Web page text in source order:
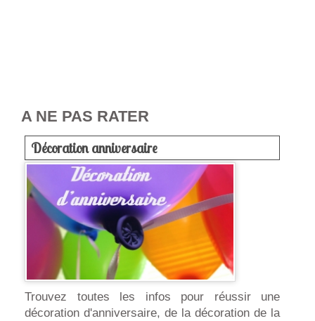
A NE PAS RATER
Décoration anniversaire
Trouvez toutes les infos pour réussir une
décoration d'anniversaire, de la décoration de la